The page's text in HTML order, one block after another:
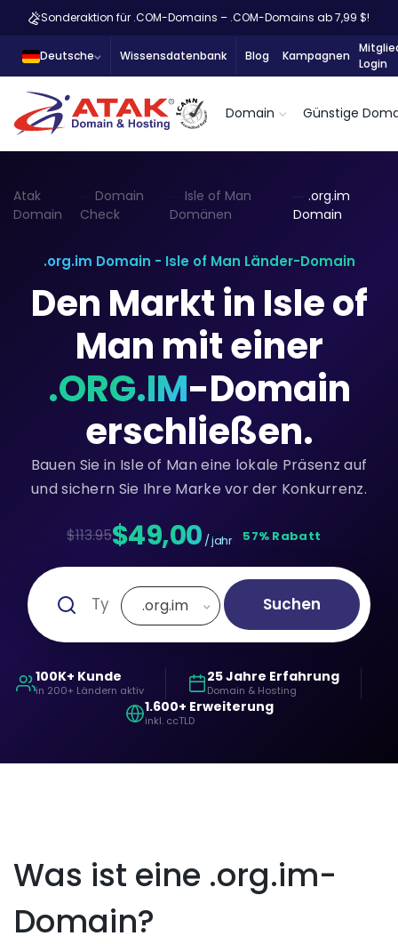
Sonderaktion für .COM-Domains – .COM-Domains ab 7,99 $!
Deutsche Wissensdatenbank Blog Kampagnen
Login
Domain Günstige
Atak
Domain
Domain
Check
Isle of Man
Domänen
.org.im
Domain
.org.im Domain - Isle of Man Länder-Domain
Den Markt in Isle of
Man mit einer
.ORG.IM-Domain
erschließen.
Bauen Sie in Isle of Man eine lokale Präsenz auf
und sichern Sie Ihre Marke vor der Konkurrenz.
$113.95$49,00 / jahr 57% Rabatt
.org.im Suchen
100K+ Kunde
in 200+ Ländern aktiv
25 Jahre Erfahrung
Domain & Hosting
1.600+ Erweiterung
inkl. ccTLD
Was ist eine .org.im-
Domain?